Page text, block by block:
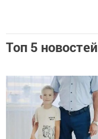
Топ 5 новостей